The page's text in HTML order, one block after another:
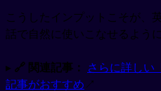
こうしたインプットこそが、
話で自然に使いこなせるよう
▸ 🔗 関連記事：
さらに詳しい
記事がおすすめ ↗